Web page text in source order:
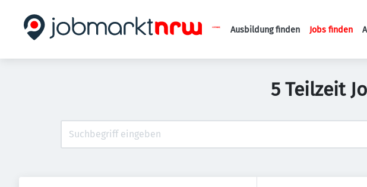
Ausbildung finden Jobs finden
5 Teilzeit